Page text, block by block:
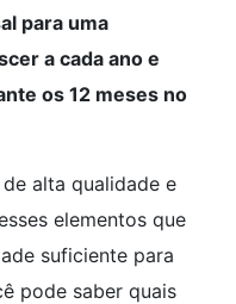
para uma
a cada ano e
os 12 meses no
alta qualidade e
elementos que
suficiente para
pode saber quais